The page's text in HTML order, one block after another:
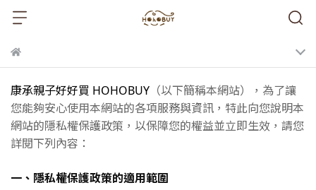
康承親子好好買 HOHOBUY （以下簡稱本網站），為了讓
您能夠安心使用本網站的各項服務與資訊，特此向您說明本
網站的隱私權保護政策，以保障您的權益並立即生效，請您
詳閱下列內容：
一、隱私權保護政策的適用範圍